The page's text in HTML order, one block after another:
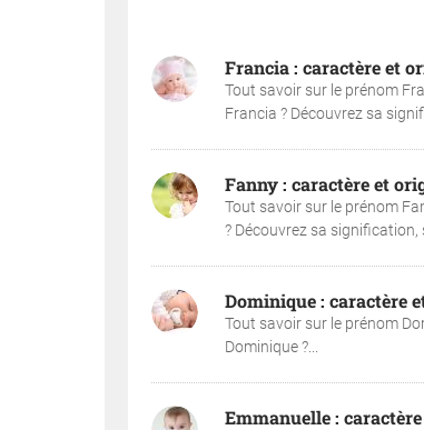
Francia : caractère et
Tout savoir sur le prénom
Francia ? Découvrez sa
Fanny : caractère et
Tout savoir sur le prénom
? Découvrez sa signification,
Dominique : caractère
Tout savoir sur le prénom
Dominique ?...
Emmanuelle :